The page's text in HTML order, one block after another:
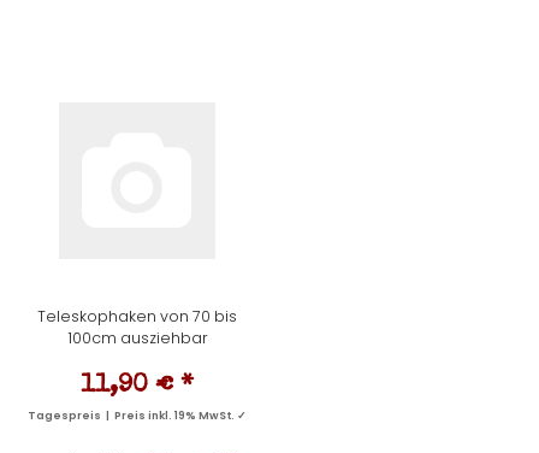
Teleskophaken von 70 bis
100cm ausziehbar
11,90 € *
Tagespreis | Preis inkl. 19% MwSt. ✓